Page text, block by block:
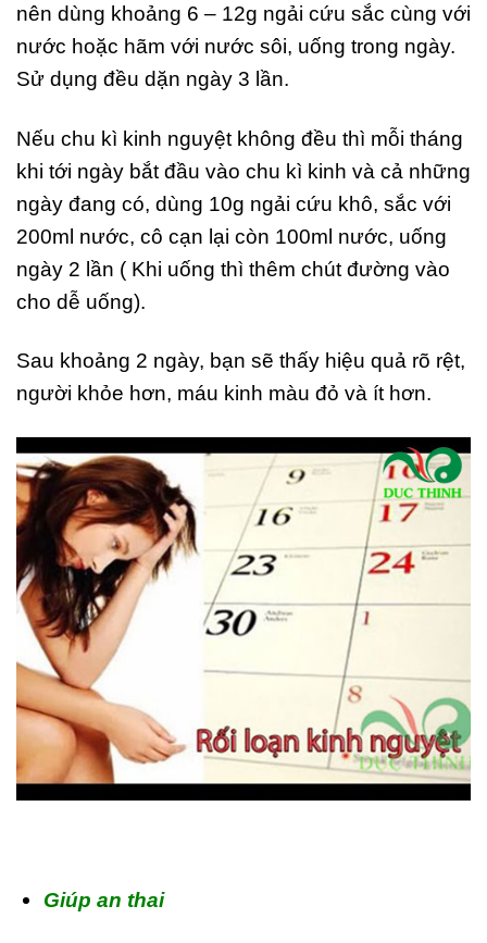
nên dùng khoảng 6 – 12g ngải cứu sắc cùng với
nước hoặc hãm với nước sôi, uống trong ngày.
Sử dụng đều dặn ngày 3 lần.
Nếu chu kì kinh nguyệt không đều thì mỗi tháng
khi tới ngày bắt đầu vào chu kì kinh và cả những
ngày đang có, dùng 10g ngải cứu khô, sắc với
200ml nước, cô cạn lại còn 100ml nước, uống
ngày 2 lần ( Khi uống thì thêm chút đường vào
cho dễ uống).
Sau khoảng 2 ngày, bạn sẽ thấy hiệu quả rõ rệt,
người khỏe hơn, máu kinh màu đỏ và ít hơn.
Giúp an thai